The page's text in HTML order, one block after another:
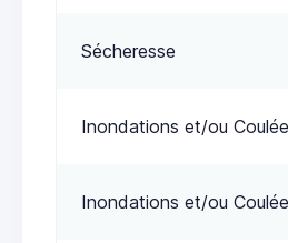
Sécheresse
Inondations et/ou
Inondations et/ou